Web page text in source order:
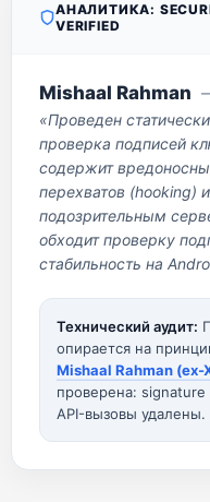
АНАЛИТИКА:
VERIFIED
Mishaal Rahman
«Проведен
проверка подписей
содержит
перехватов (hooking)
подозрительным
обходит проверку
стабильность на
Технический аудит:
опирается на
Mishaal Rahman (ex-
проверена:
API-вызовы удалены.